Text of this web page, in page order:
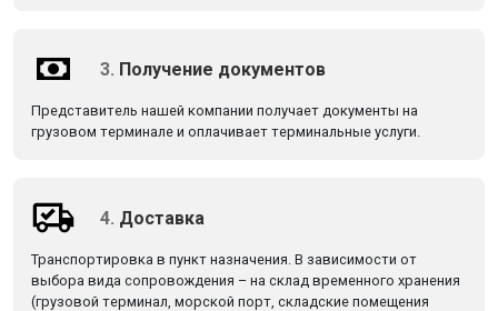
3. Получение документов
Представитель нашей компании получает документы на
грузовом терминале и оплачивает терминальные услуги.
4. Доставка
Транспортировка в пункт назначения. В зависимости от
выбора вида сопровождения – на склад временного хранения
(грузовой терминал, морской порт, складские помещения